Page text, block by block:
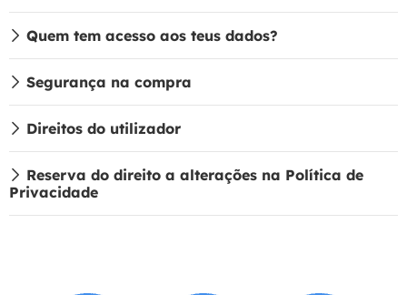
Quem tem acesso aos teus dados?
Segurança na compra
Direitos do utilizador
Reserva do direito a alterações na Política de
Privacidade